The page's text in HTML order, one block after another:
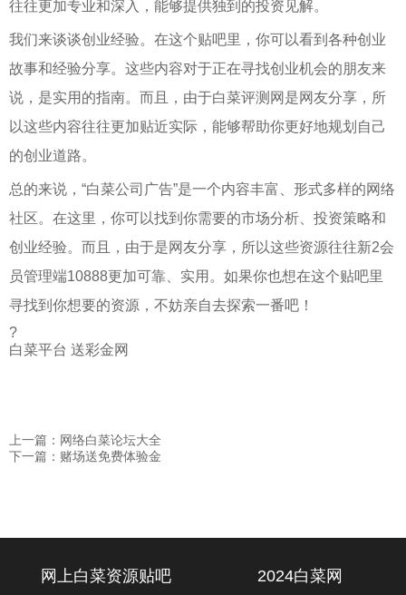
往往更加专业和深入，能够提供独到的投资见解。
我们来谈谈创业经验。在这个贴吧里，你可以看到各种创业
故事和经验分享。这些内容对于正在寻找创业机会的朋友来
说，是实用的指南。而且，由于白菜评测网是网友分享，所
以这些内容往往更加贴近实际，能够帮助你更好地规划自己
的创业道路。
总的来说，“白菜公司广告”是一个内容丰富、形式多样的网络
社区。在这里，你可以找到你需要的市场分析、投资策略和
创业经验。而且，由于是网友分享，所以这些资源往往新2会
员管理端10888更加可靠、实用。如果你也想在这个贴吧里
寻找到你想要的资源，不妨亲自去探索一番吧！
?
白菜平台 送彩金网
上一篇：网络白菜论坛大全
下一篇：赌场送免费体验金
网上白菜资源贴吧 2024白菜网